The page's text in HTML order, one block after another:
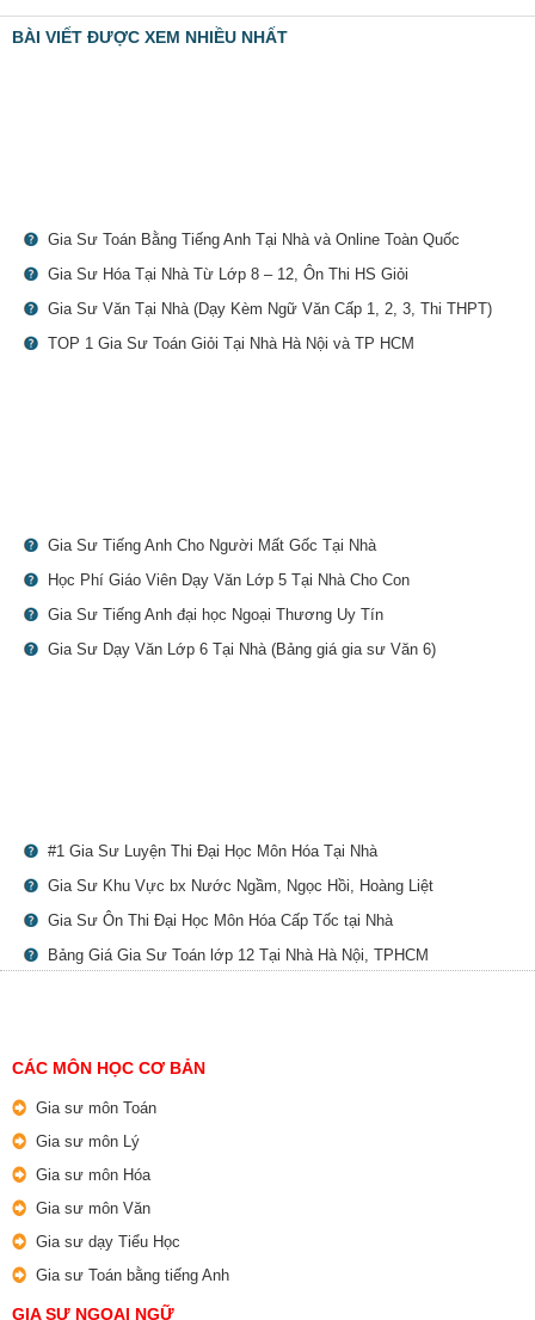
BÀI VIẾT ĐƯỢC XEM NHIỀU NHẤT
Gia Sư Toán Bằng Tiếng Anh Tại Nhà và Online Toàn Quốc
Gia Sư Hóa Tại Nhà Từ Lớp 8 – 12, Ôn Thi HS Giỏi
Gia Sư Văn Tại Nhà (Dạy Kèm Ngữ Văn Cấp 1, 2, 3, Thi THPT)
TOP 1 Gia Sư Toán Giỏi Tại Nhà Hà Nội và TP HCM
Gia Sư Tiếng Anh Cho Người Mất Gốc Tại Nhà
Học Phí Giáo Viên Dạy Văn Lớp 5 Tại Nhà Cho Con
Gia Sư Tiếng Anh đại học Ngoại Thương Uy Tín
Gia Sư Dạy Văn Lớp 6 Tại Nhà (Bảng giá gia sư Văn 6)
#1 Gia Sư Luyện Thi Đại Học Môn Hóa Tại Nhà
Gia Sư Khu Vực bx Nước Ngầm, Ngọc Hồi, Hoàng Liệt
Gia Sư Ôn Thi Đại Học Môn Hóa Cấp Tốc tại Nhà
Bảng Giá Gia Sư Toán lớp 12 Tại Nhà Hà Nội, TPHCM
CÁC MÔN HỌC CƠ BẢN
Gia sư môn Toán
Gia sư môn Lý
Gia sư môn Hóa
Gia sư môn Văn
Gia sư dạy Tiểu Học
Gia sư Toán bằng tiếng Anh
GIA SƯ NGOẠI NGỮ